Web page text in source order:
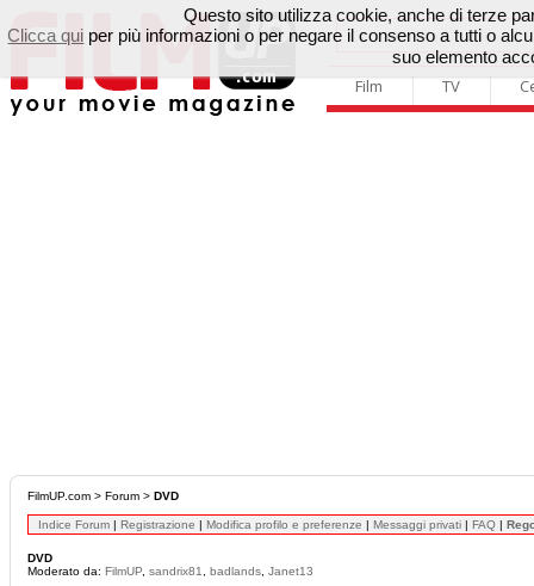
Film TV
FilmUP.com > Forum > DVD
Indice Forum | Registrazione | Modifica profilo e preferenze | Messaggi privati | FAQ |
DVD
Moderato da: FilmUP sandrix81 badlands Janet13
Questo sito utilizza cookie, anche di terze
Clicca qui per più informazioni o per negare il consenso a tutti o
suo elemento